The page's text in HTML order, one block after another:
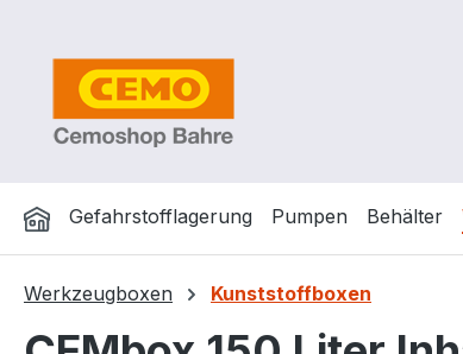
Gefahrstofflagerung Pumpen Behälter
Werkzeugboxen Kunststoffboxen